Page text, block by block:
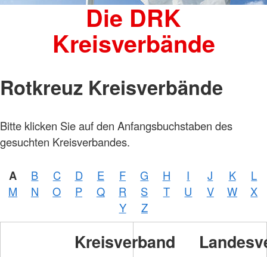
Die DRK
Kreisverbände
Rotkreuz Kreisverbände
Bitte klicken Sie auf den Anfangsbuchstaben des
gesuchten Kreisverbandes.
A B C D E F G H I J K
L
M
N O P Q R S T U V W
X
Y
Z
Kreisverband